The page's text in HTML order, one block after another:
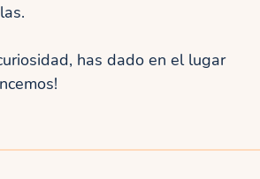
has dado en el lugar